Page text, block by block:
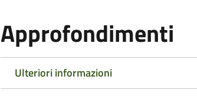
Approfondimenti
Ulteriori informazioni